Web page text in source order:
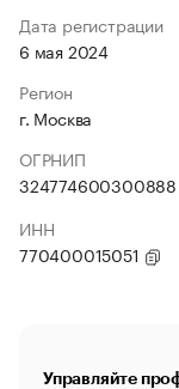
Дата регистрации
6 мая 2024
Регион
г. Москва
ОГРНИП
324774600300888
ИНН
770400015051
Управляйте